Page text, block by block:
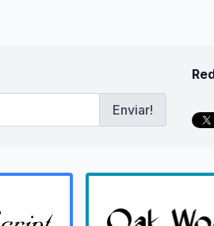
Enviar!